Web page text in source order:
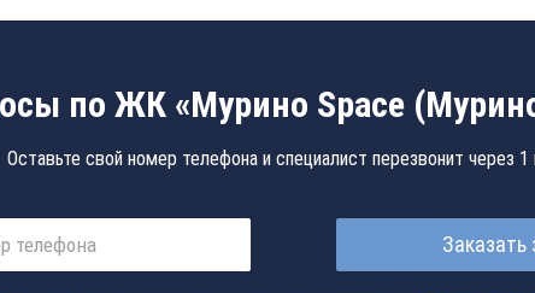
по ЖК «Мурино Space
Оставьте свой номер телефона и специалист перезвонит через 1
Заказать